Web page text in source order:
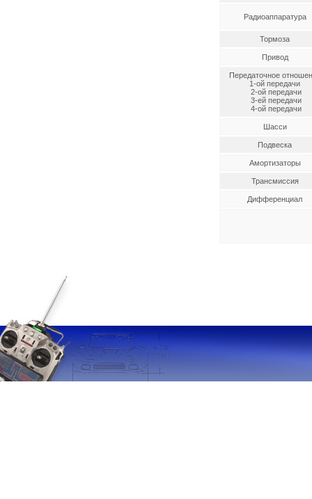
Радиоаппаратура
Тормоза
Привод
Передаточное
1-ой передачи
2-ой передачи
3-ей передачи
4-ой передачи
Шасси
Подвеска
Амортизаторы
Трансмиссия
Дифференциал